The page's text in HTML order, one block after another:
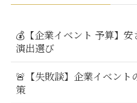
💰【企業イベント 予算】
演出選び
🚨【失敗談】企業イベン
策